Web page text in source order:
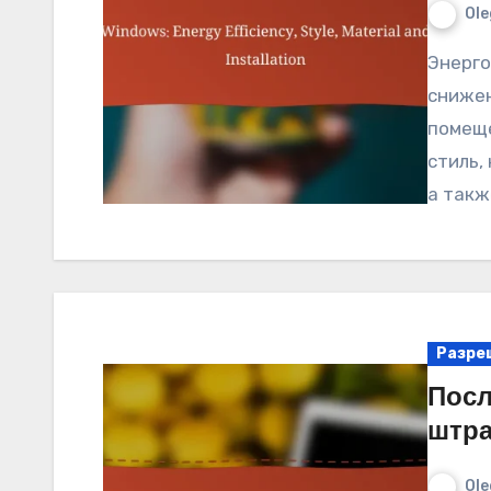
Энергоэффективные окна играют ключевую роль в
стиль,
а